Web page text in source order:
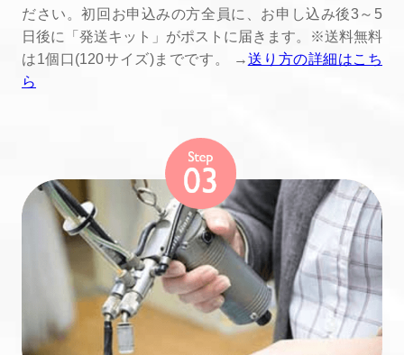
ださい。初回お申込みの方全員に、お申し込み後3～5
日後に「発送キット」がポストに届きます。※送料無料
は1個口(120サイズ)までです。 →送り方の詳細はこち
ら